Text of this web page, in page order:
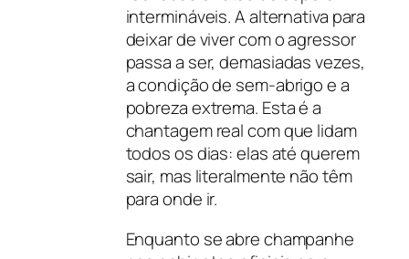
intermináveis. A alternativa para
deixar de viver com o agressor
passa a ser, demasiadas vezes,
a condição de sem-abrigo e a
pobreza extrema. Esta é a
chantagem real com que lidam
todos os dias: elas até querem
sair, mas literalmente não têm
para onde ir.
Enquanto se abre champanhe